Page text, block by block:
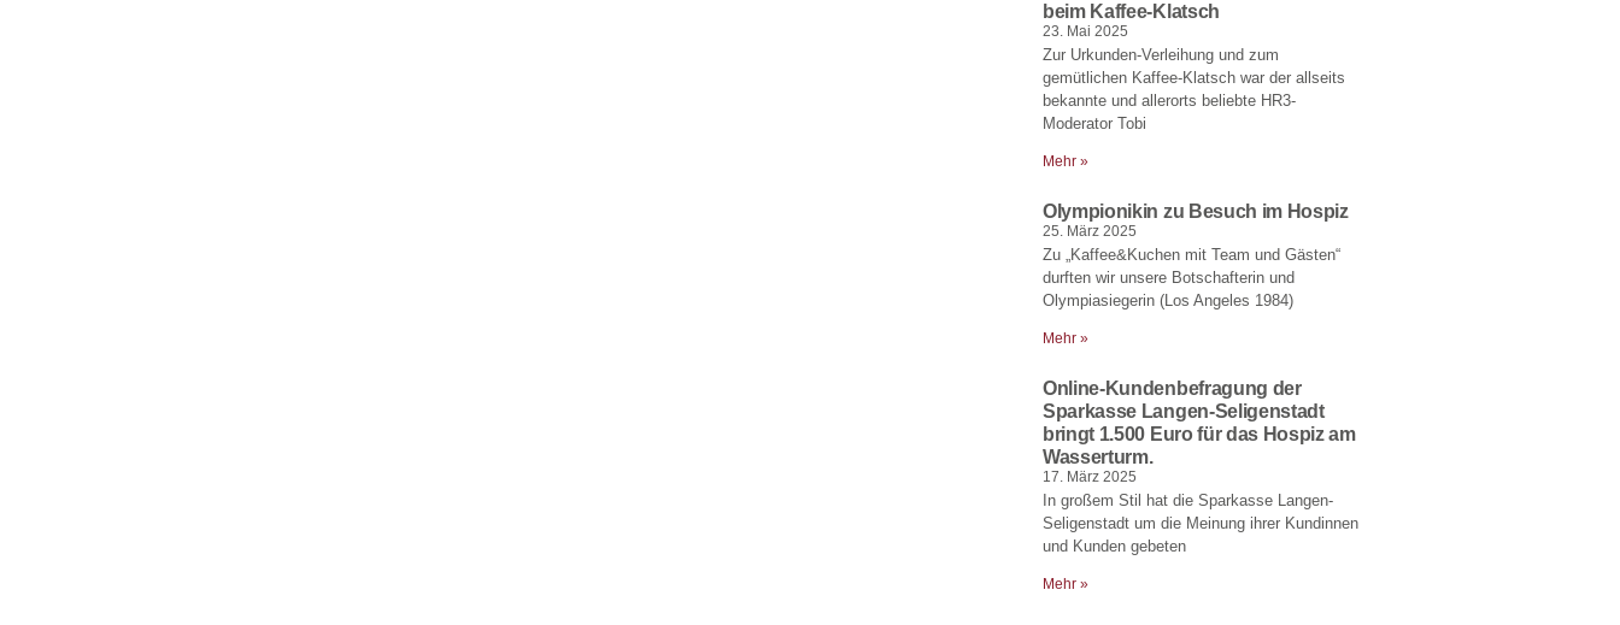
beim Kaffee-Klatsch
23. Mai 2025
Zur Urkunden-Verleihung und zum
gemütlichen Kaffee-Klatsch war der allseits
bekannte und allerorts beliebte HR3-
Moderator Tobi
Mehr »
Olympionikin zu Besuch im Hospiz
25. März 2025
Zu „Kaffee&Kuchen mit Team und Gästen“
durften wir unsere Botschafterin und
Olympiasiegerin (Los Angeles 1984)
Mehr »
Online-Kundenbefragung der
Sparkasse Langen-Seligenstadt
bringt 1.500 Euro für das Hospiz am
Wasserturm.
17. März 2025
In großem Stil hat die Sparkasse Langen-
Seligenstadt um die Meinung ihrer Kundinnen
und Kunden gebeten
Mehr »